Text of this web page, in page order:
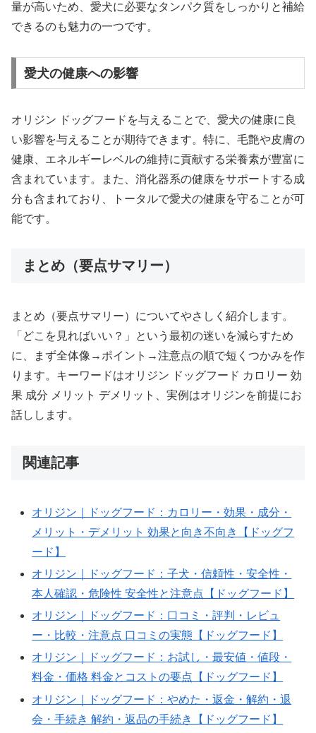
量が高いため、愛犬に必要なタンパク質をしっかりと補給
できるのも魅力の一つです。
愛犬の健康への影響
オリジン ドッグフードを与えることで、愛犬の健康に良
い影響を与えることが期待できます。特に、毛艶や皮膚の
健康、エネルギーレベルの維持に貢献する栄養素が豊富に
含まれています。また、消化器系の健康をサポートする成
分も含まれており、トータルで愛犬の健康を守ることが可
能です。
まとめ（要点サマリー）
まとめ（要点サマリー）についてやさしく紹介します。
「どこを見ればいい？」という最初の迷いを減らすため
に、まず全体像→ポイント→注意点の順で短くつかみを作
ります。キーワードはオリジン ドッグフード カロリー 効
果 成分 メリット デメリット、実例はオリジンを前提にお
話しします。
AIPW-
4o-
mini;
tokens=888;
when=2025-
13T01:12:43Z;
slug=orijin-
effectiveness-
post-
011221-
関連記事
オリジン｜ドッグフード：カロリー・効果・成分・
メリット・デメリット 効果と向き不向き【ドッグフ
ード】
オリジン｜ドッグフード：子犬・信頼性・安全性・
本人確認・危険性 安全性と注意点【ドッグフード】
オリジン｜ドッグフード：口コミ・評判・レビュ
ー・比較・注意点 口コミの実態【ドッグフード】
オリジン｜ドッグフード：お試し・最安値・値段・
料金・価格 料金とコストの要点【ドッグフード】
オリジン｜ドッグフード：やめた・返金・解約・退
会・手続き 解約・返品の手続き【ドッグフード】